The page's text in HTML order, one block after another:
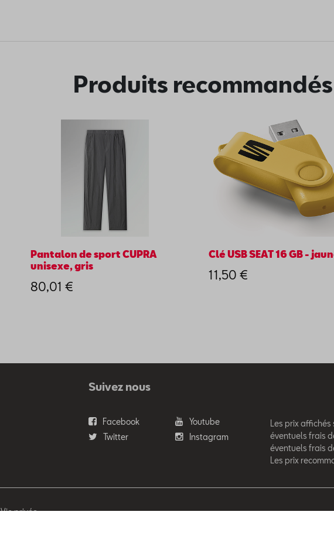
Produits recommandés
Pantalon de sport CUPRA
unisexe, gris
80,01 €
Clé USB SEAT 16 GB -
11,50 €
Suivez nous
Facebook
Youtube
Twitter
Instagram
Les prix
éventuels frais
éventuels frais
Les prix
Vie privée